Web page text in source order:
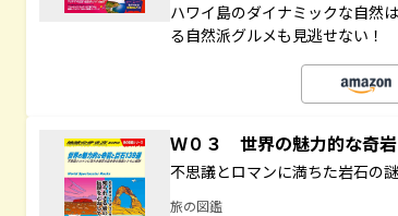
ハワイ島のダイナミックな自然
る自然派グルメも見逃せない！
Ｗ０３ 世界の魅力的な奇
不思議とロマンに満ちた岩石の
旅の図鑑